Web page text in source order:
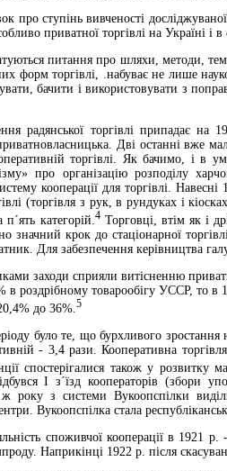
про ступінь вивченості
приватної торгівлі на Україні
питання про шляхи, методи,
форм торгівлі, .набуває не лише
бачити і використовувати з
радянської торгівлі припадає
Дві останні вже
торгівлі. Як бачимо, і в
про організацію розподілу
кооперації для торгівлі.
(торгівля з рук, в рундуках і
категорій. 4Торговці, втім як і
значний крок до стаціонарної
Для забезпечення керівництва
заходи сприяли витісненню
в роздрібному товарообігу УССР, то в
до 36%. 5
було те, що бурхливого зростання
- 3,4 рази. Кооперативна
спостерігалися також у розвитку
І з´їзд кооператорів (збори
року з системи Вукоопспілки
Вукоопспілка стала
споживчої кооперації в 1921
Наприкінці 1922 р. після